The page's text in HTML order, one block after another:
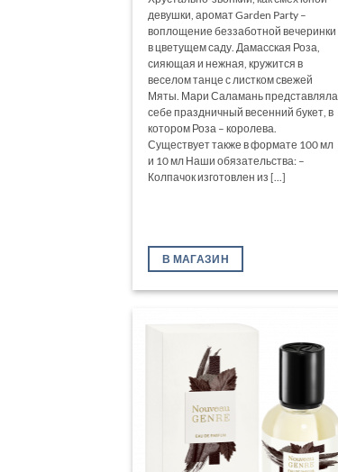
девушки, аромат Garden Party –
воплощение беззаботной вечеринки
в цветущем саду. Дамасская Роза,
сияющая и нежная, кружится в
веселом танце с листком свежей
Мяты. Мари Саламань представляла
себе праздничный весенний букет, в
котором Роза – королева.
Существует также в формате 100 мл
и 10 мл Наши обязательства: –
Колпачок изготовлен из [...]
В МАГАЗИН